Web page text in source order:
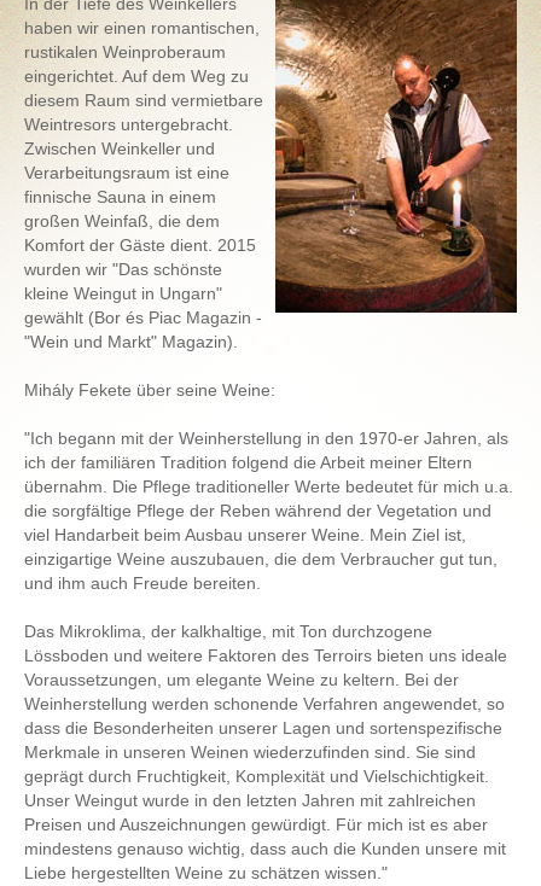
haben wir einen romantischen,
rustikalen Weinproberaum
eingerichtet. Auf dem Weg zu
diesem Raum sind vermietbare
Weintresors untergebracht.
Zwischen Weinkeller und
Verarbeitungsraum ist eine
finnische Sauna in einem
großen Weinfaß, die dem
Komfort der Gäste dient. 2015
wurden wir "Das schönste
kleine Weingut in Ungarn"
gewählt (Bor és Piac Magazin -
"Wein und Markt" Magazin).
Mihály Fekete über seine Weine:
"Ich begann mit der Weinherstellung in den 1970-er Jahren, als
ich der familiären Tradition folgend die Arbeit meiner Eltern
übernahm. Die Pflege traditioneller Werte bedeutet für mich u.a.
die sorgfältige Pflege der Reben während der Vegetation und
viel Handarbeit beim Ausbau unserer Weine. Mein Ziel ist,
einzigartige Weine auszubauen, die dem Verbraucher gut tun,
und ihm auch Freude bereiten.
Das Mikroklima, der kalkhaltige, mit Ton durchzogene
Lössboden und weitere Faktoren des Terroirs bieten uns ideale
Voraussetzungen, um elegante Weine zu keltern. Bei der
Weinherstellung werden schonende Verfahren angewendet, so
dass die Besonderheiten unserer Lagen und sortenspezifische
Merkmale in unseren Weinen wiederzufinden sind. Sie sind
geprägt durch Fruchtigkeit, Komplexität und Vielschichtigkeit.
Unser Weingut wurde in den letzten Jahren mit zahlreichen
Preisen und Auszeichnungen gewürdigt. Für mich ist es aber
mindestens genauso wichtig, dass auch die Kunden unsere mit
Liebe hergestellten Weine zu schätzen wissen."